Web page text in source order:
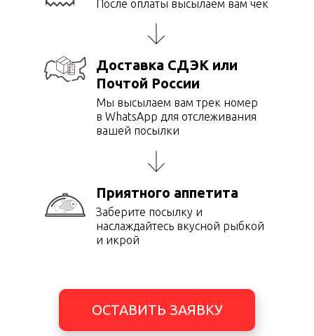
После оплаты высылаем вам чек
Доставка СДЭК или
Почтой России
Мы высылаем вам трек номер
в WhatsApp для отслеживания
вашей посылки
Приятного аппетита
Заберите посылку и
наслаждайтесь вкусной рыбкой
и икрой
ОСТАВИТЬ ЗАЯВКУ